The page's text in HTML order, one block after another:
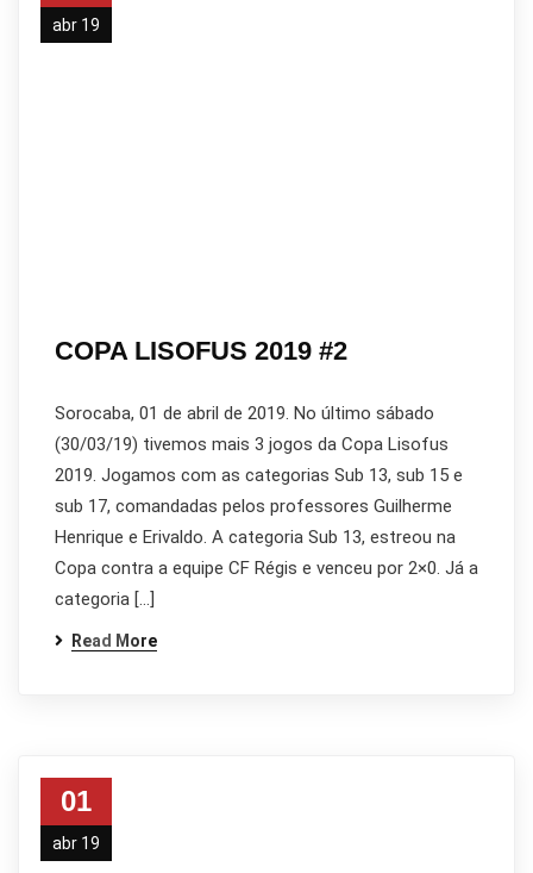
abr 19
COPA LISOFUS 2019 #2
Sorocaba, 01 de abril de 2019. No último sábado
(30/03/19) tivemos mais 3 jogos da Copa Lisofus
2019. Jogamos com as categorias Sub 13, sub 15 e
sub 17, comandadas pelos professores Guilherme
Henrique e Erivaldo. A categoria Sub 13, estreou na
Copa contra a equipe CF Régis e venceu por 2×0. Já a
categoria […]
Read More
01
abr 19